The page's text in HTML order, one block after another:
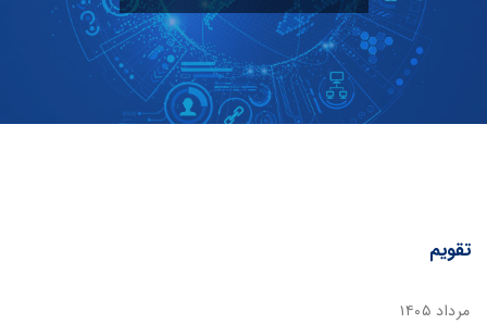
تقویم
مرداد ۱۴۰۵